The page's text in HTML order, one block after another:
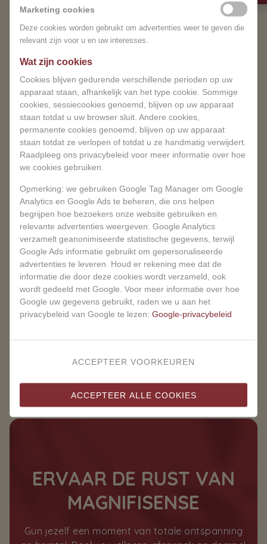
stemmen de behandeling af op jouw behoeften,
zodat je de maximale voordelen van de massage
ervaart.
Gun jezelf een moment van rust en vernieuwing in de
serene omgeving van MagnifiSense. Een Hot Stone
Massage is niet alleen een luxe ervaring, maar ook
een weldaad voor je gezondheid en welzijn.
Ontdek de warmte en helende kracht van Hot
Stone Massage bij MagnifiSense.
ERVAAR DE RUST VAN
MAGNIFISENSE
Gun jezelf een moment van totale ontspanning
Marketing cookies
Deze cookies worden gebruikt om advertenties weer te geven die
relevant zijn voor u en uw interesses.
Wat zijn cookies
Cookies blijven gedurende verschillende perioden op uw
apparaat staan, afhankelijk van het type cookie. Sommige
cookies, sessiecookies genoemd, blijven op uw apparaat
staan ​​totdat u uw browser sluit. Andere cookies,
permanente cookies genoemd, blijven op uw apparaat
staan ​​totdat ze verlopen of totdat u ze handmatig verwijdert.
Raadpleeg ons privacybeleid voor meer informatie over hoe
we cookies gebruiken.
Opmerking: we gebruiken Google Tag Manager om Google
Analytics en Google Ads te beheren, die ons helpen
begrijpen hoe bezoekers onze website gebruiken en
relevante advertenties weergeven. Google Analytics
verzamelt geanonimiseerde statistische gegevens, terwijl
Google Ads informatie gebruikt om gepersonaliseerde
advertenties te leveren. Houd er rekening mee dat de
informatie die door deze cookies wordt verzameld, ook
wordt gedeeld met Google. Voor meer informatie over hoe
Google uw gegevens gebruikt, raden we u aan het
privacybeleid van Google te lezen: Google-privacybeleid
ACCEPTEER VOORKEUREN
ACCEPTEER ALLE COOKIES
gesloten. Onze excuses voor
Je kunt wel vooruitboeken.
BOEK NU